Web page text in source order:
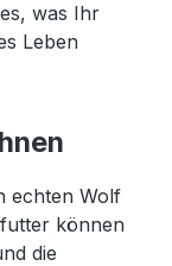
was Ihr
Leben
echten Wolf
können
die